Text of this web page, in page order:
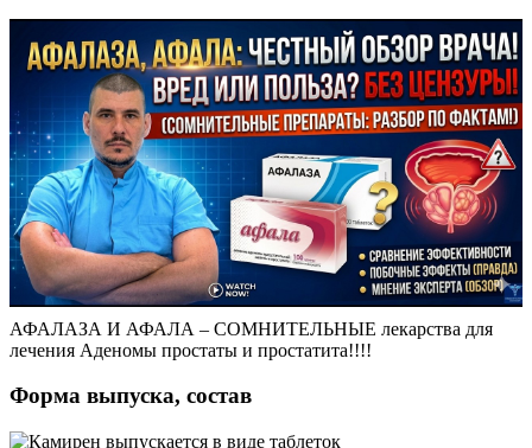
АФАЛАЗА И АФАЛА – СОМНИТЕЛЬНЫЕ лекарства для
лечения Аденомы простаты и простатита!!!!
Форма выпуска, состав